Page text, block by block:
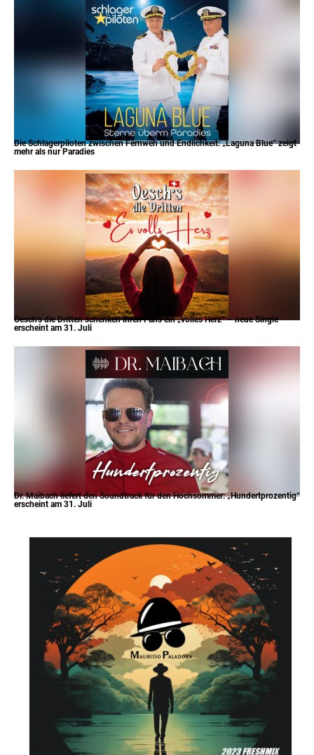
Die Schlagerpiloten zwischen Fernweh und Endlichkeit: „Laguna Blue“ zeigt
mehr als nur Paradies
Oesch’s die Dritten schenken ihren Fans ein „volles Herz“ – neue Single
erscheint am 31. Juli
Dr. Maibach liefert den Soundtrack für den Hochsommer: „Hundertprozentig“
erscheint am 31. Juli